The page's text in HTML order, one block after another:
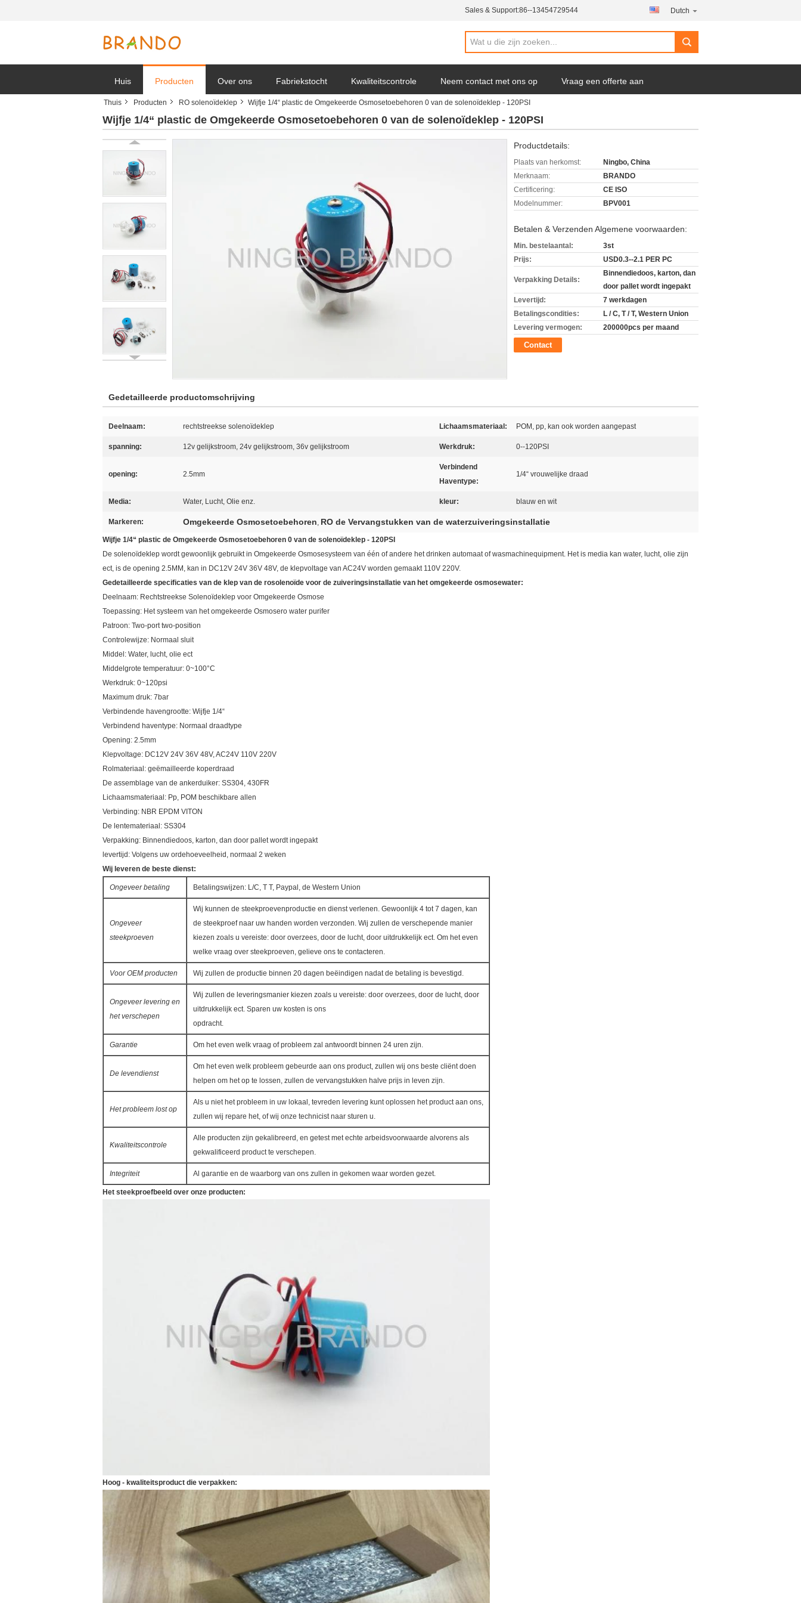
Sales & Support:86--13454729544 Dutch
Huis Producten Over ons Fabriekstocht Kwaliteitscontrole Neem contact met ons op Vraag een offerte aan
Bedrijfnieuws
Thuis Producten RO solenoïdeklep Wijfje 1/4“ plastic de Omgekeerde Osmosetoebehoren 0 van de solenoïdeklep - 120PSI
Wijfje 1/4“ plastic de Omgekeerde Osmosetoebehoren 0 van de solenoïdeklep - 120PSI
Productdetails:
Plaats van herkomst:
Ningbo, China
Merknaam:
BRANDO
Certificering:
CE ISO
Modelnummer:
BPV001
Betalen & Verzenden Algemene voorwaarden:
Min. bestelaantal:
3st
Prijs:
USD0.3--2.1 PER PC
Verpakking Details:
Binnendiedoos, karton, dan
door pallet wordt ingepakt
Levertijd:
7 werkdagen
Betalingscondities:
L / C, T / T, Western Union
Levering vermogen:
200000pcs per maand
Contact
Gedetailleerde productomschrijving
Deelnaam: rechtstreekse solenoïdeklep Lichaamsmateriaal: POM, pp, kan ook worden aangepast
spanning: 12v gelijkstroom, 24v gelijkstroom, 36v gelijkstroom Werkdruk: 0--120PSI
opening: 2.5mm
Verbindend
Haventype:
1/4“ vrouwelijke draad
Media: Water, Lucht, Olie enz. kleur: blauw en wit
Markeren: Omgekeerde Osmosetoebehoren, RO de Vervangstukken van de waterzuiveringsinstallatie
Wijfje 1/4“ plastic de Omgekeerde Osmosetoebehoren 0 van de solenoïdeklep - 120PSI
De solenoïdeklep wordt gewoonlijk gebruikt in Omgekeerde Osmosesysteem van één of andere het drinken automaat of wasmachinequipment. Het is media kan water, lucht, olie zijn
ect, is de opening 2.5MM, kan in DC12V 24V 36V 48V, de klepvoltage van AC24V worden gemaakt 110V 220V.
Gedetailleerde specificaties van de klep van de rosolenoïde voor de zuiveringsinstallatie van het omgekeerde osmosewater:
Deelnaam: Rechtstreekse Solenoïdeklep voor Omgekeerde Osmose
Toepassing: Het systeem van het omgekeerde Osmosero water purifer
Patroon: Two-port two-position
Controlewijze: Normaal sluit
Middel: Water, lucht, olie ect
Middelgrote temperatuur: 0~100°C
Werkdruk: 0~120psi
Maximum druk: 7bar
Verbindende havengrootte: Wijfje 1/4“
Verbindend haventype: Normaal draadtype
Opening: 2.5mm
Klepvoltage: DC12V 24V 36V 48V, AC24V 110V 220V
Rolmateriaal: geëmailleerde koperdraad
De assemblage van de ankerduiker: SS304, 430FR
Lichaamsmateriaal: Pp, POM beschikbare allen
Verbinding: NBR EPDM VITON
De lentemateriaal: SS304
Verpakking: Binnendiedoos, karton, dan door pallet wordt ingepakt
levertijd: Volgens uw ordehoeveelheid, normaal 2 weken
Wij leveren de beste dienst:
Ongeveer betaling Betalingswijzen: L/C, T T, Paypal, de Western Union
Ongeveer
steekproeven
Wij kunnen de steekproevenproductie en dienst verlenen. Gewoonlijk 4 tot 7 dagen, kan
de steekproef naar uw handen worden verzonden. Wij zullen de verschepende manier
kiezen zoals u vereiste: door overzees, door de lucht, door uitdrukkelijk ect. Om het even
welke vraag over steekproeven, gelieve ons te contacteren.
Voor OEM producten Wij zullen de productie binnen 20 dagen beëindigen nadat de betaling is bevestigd.
Ongeveer levering en
het verschepen
Wij zullen de leveringsmanier kiezen zoals u vereiste: door overzees, door de lucht, door
uitdrukkelijk ect. Sparen uw kosten is ons
opdracht.
Garantie Om het even welk vraag of probleem zal antwoordt binnen 24 uren zijn.
De levendienst
Om het even welk probleem gebeurde aan ons product, zullen wij ons beste cliënt doen
helpen om het op te lossen, zullen de vervangstukken halve prijs in leven zijn.
Het probleem lost op
Als u niet het probleem in uw lokaal, tevreden levering kunt oplossen het product aan ons,
zullen wij repare het, of wij onze technicist naar sturen u.
Kwaliteitscontrole
Alle producten zijn gekalibreerd, en getest met echte arbeidsvoorwaarde alvorens als
gekwalificeerd product te verschepen.
Integriteit Al garantie en de waarborg van ons zullen in gekomen waar worden gezet.
Het steekproefbeeld over onze producten:
Hoog - kwaliteitsproduct die verpakken: